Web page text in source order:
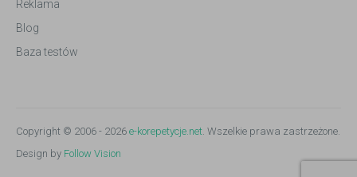
Reklama
Blog
Baza testów
Copyright © 2006 - 2026 e-korepetycje.net. Wszelkie prawa zastrzeżone.
Design by Follow Vision